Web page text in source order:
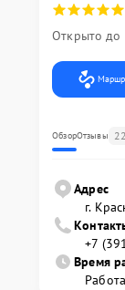
Открыто до
ОбзорОтзывы
Адрес
г.
+7
Время